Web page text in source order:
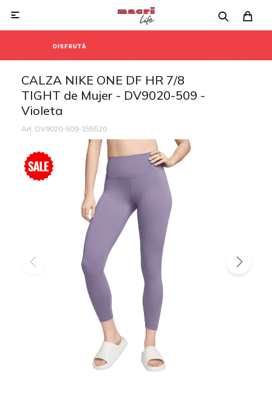

CALZA NIKE ONE DF HR 7/8
TIGHT de Mujer - DV9020-509 -
Violeta
DV9020-509-155520